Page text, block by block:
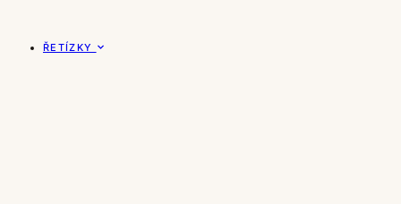
ŘETÍZKY